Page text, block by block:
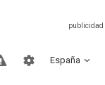
España